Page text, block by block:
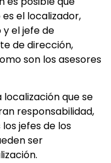
el localizador,
el jefe de
de dirección,
son los asesores
localización que se
responsabilidad,
jefes de los
ser